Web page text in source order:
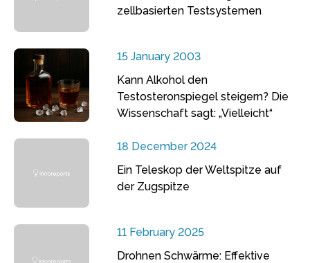
zellbasierten Testsystemen
15 January 2003
Kann Alkohol den
Testosteronspiegel steigern? Die
Wissenschaft sagt: „Vielleicht“
18 December 2024
Ein Teleskop der Weltspitze auf
der Zugspitze
11 February 2025
Drohnen Schwärme: Effektive